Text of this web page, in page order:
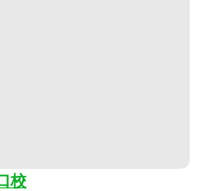
校